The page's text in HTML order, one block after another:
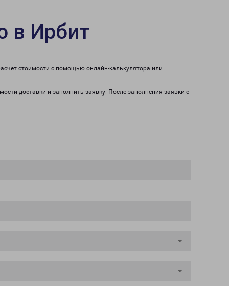
в Ирбит
стоимости с помощью онлайн-калькулятора или
доставки и заполнить заявку. После заполнения заявки с